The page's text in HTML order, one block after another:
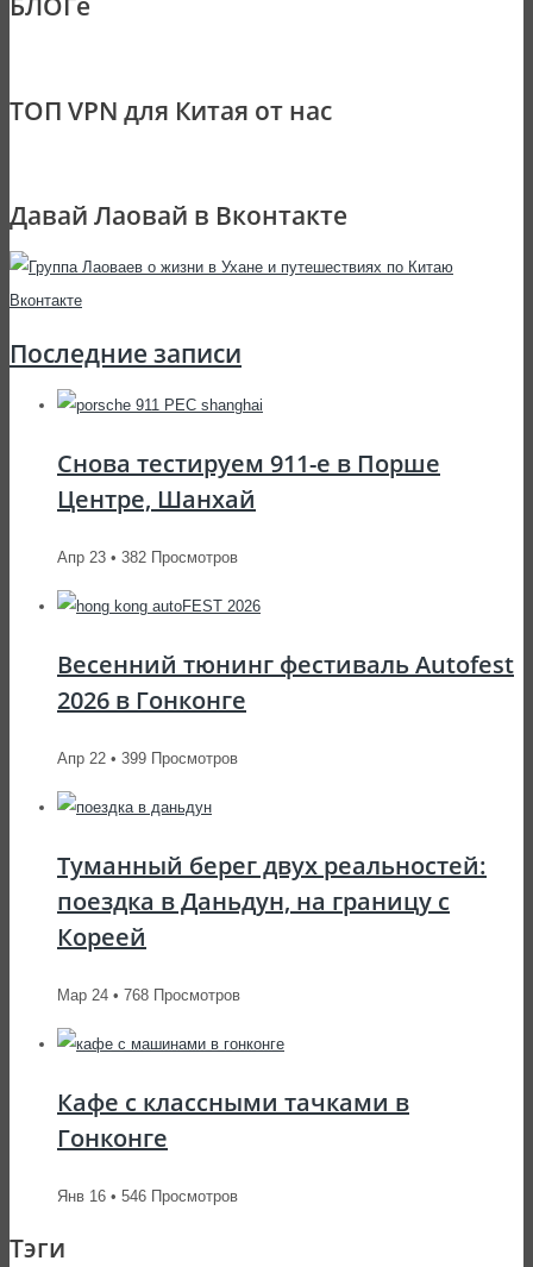
ТОП VPN для Китая от нас
Давай Лаовай в Вконтакте
Последние записи
Снова тестируем 911-е в Порше
Центре, Шанхай
Апр 23 • 382 Просмотров
Весенний тюнинг фестиваль Autofest
2026 в Гонконге
Апр 22 • 399 Просмотров
Туманный берег двух реальностей:
поездка в Даньдун, на границу с
Кореей
Мар 24 • 768 Просмотров
Кафе с классными тачками в
Гонконге
Янв 16 • 546 Просмотров
Тэги